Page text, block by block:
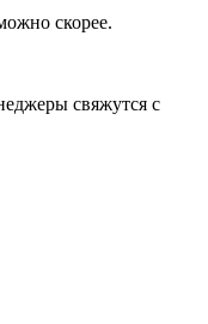
скорее.
свяжутся с